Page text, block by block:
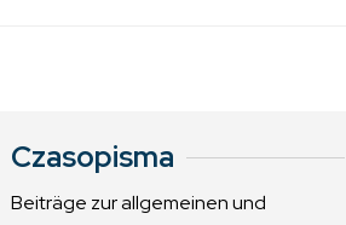
Czasopisma
Beiträge zur allgemeinen und